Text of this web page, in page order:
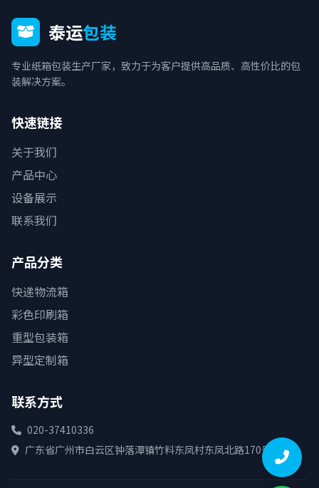
泰运包装
专业纸箱包装生产厂家，致力于为客户提供高品质、高性价比的包
装解决方案。
快速链接
关于我们
产品中心
设备展示
联系我们
产品分类
快递物流箱
彩色印刷箱
重型包装箱
异型定制箱
联系方式
020-37410336
广东省广州市白云区钟落潭镇竹料东凤村东凤北路170号